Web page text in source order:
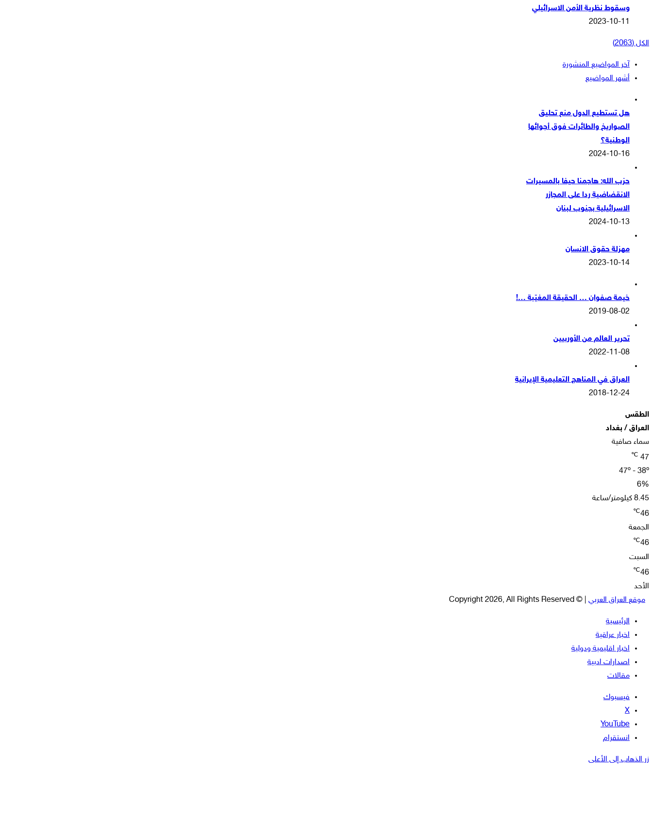
وسقوط نظرية الأمن الاسرائيلي
2023-10-11
الكل (2063)
آخر المواضيع المنشورة
أشهر المواضيع
هل تستطيع الدول منع تحليق
الصواريخ والطائرات فوق أجوائها
الوطنية؟
2024-10-16
حزب الله: هاجمنا حيفا بالمسيرات
الانقضاضية ردا على المجازر
الاسرائيلية بجنوب لبنان
2024-10-13
مهزلة حقوق الانسان
2023-10-14
خيمة صفوان … الحقيقة المغيّبة …!
2019-08-02
تحرير العالم من الأوربيين
2022-11-08
العراق في المناهج التعليمية الإيرانية
2018-12-24
الطقس
العراق / بغداد
سماء صافية
47
℃
47º - 38º
6%
8.45 كيلومتر/ساعة
46
℃
الجمعة
46
℃
السبت
46
℃
الأحد
موقع العراق العربي | © Copyright 2026, All Rights Reserved
الرئيسية
اخبار عراقية
اخبار اقليمية ودولية
اصدارات ادبية
مقالات
فيسبوك
‫X
‫YouTube
انستقرام
زر الذهاب إلى الأعلى